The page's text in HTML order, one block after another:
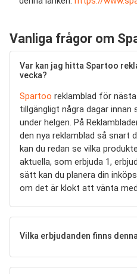
Vanliga frågor om
Var kan jag hitta Spartoo
vecka?
Spartoo reklamblad för
tillgängligt några dagar
under helgen. På
den nya reklamblad så snart
kan du redan se vilka
aktuella, som erbjuda 1,
sätt kan du planera din
om det är klokt att vänta
Vilka erbjudanden finns